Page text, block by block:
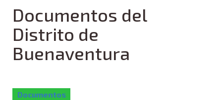
Documentos del
Distrito de
Buenaventura
Documentos